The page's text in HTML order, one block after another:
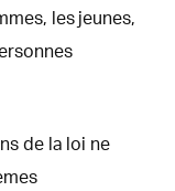
les jeunes,
de la loi ne